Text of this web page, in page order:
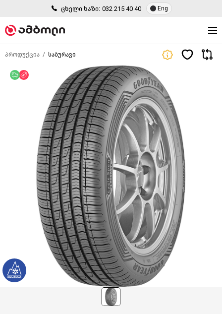
ცხელი ხაზი: 032 215 40 40 Eng
პროდუქცია საბურავი
უფასო მიწოდება